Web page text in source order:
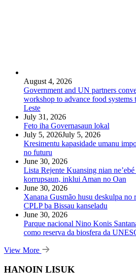
August 4, 2026
Government and UN partners
workshop to advance food
Leste
July 31, 2026
Feto iha Governasaun lokal
July 5, 2026July 5, 2026
Kresimentu kapasidade umanu
no futuru
June 30, 2026
Lista Rejente Kuansing nian
korrupsaun, inklui Aman no Oan
June 30, 2026
Xanana Gusmão husu deskulpa no
CPLP ba Bissau kanseladu
June 30, 2026
Parque nacional Nino Konis
como reserva da biosfera da
View More
HANOIN LISUK